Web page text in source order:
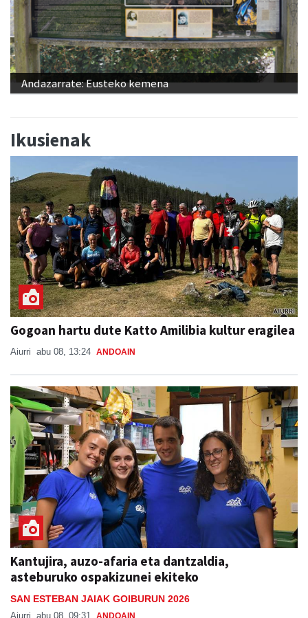
Andazarrate: Eusteko kemena
Ikusienak
Gogoan hartu dute Katto Amilibia kultur eragilea
Aiurri abu 08, 13:24 ANDOAIN
Kantujira, auzo-afaria eta dantzaldia,
asteburuko ospakizunei ekiteko
SAN ESTEBAN JAIAK GOIBURUN 2026
Aiurri abu 08, 09:31 ANDOAIN